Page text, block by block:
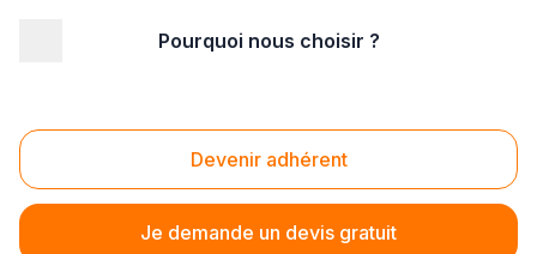
Pourquoi nous choisir ?
Devenir adhérent
Je demande un devis gratuit
Electricité Cluses (74300)